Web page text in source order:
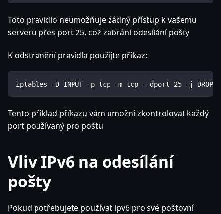
Toto pravidlo neumožňuje žádný přístup k vašemu
serveru přes port 25, což zabrání odesílání pošty
K odstranění pravidla použijte příkaz:
iptables -D INPUT -p tcp -m tcp --dport 25 -j DROP
Tento příklad příkazu vám umožní zkontrolovat každý
port používaný pro poštu
Vliv IPv6 na odesílání
pošty
Pokud potřebujete používat ipv6 pro své poštovní